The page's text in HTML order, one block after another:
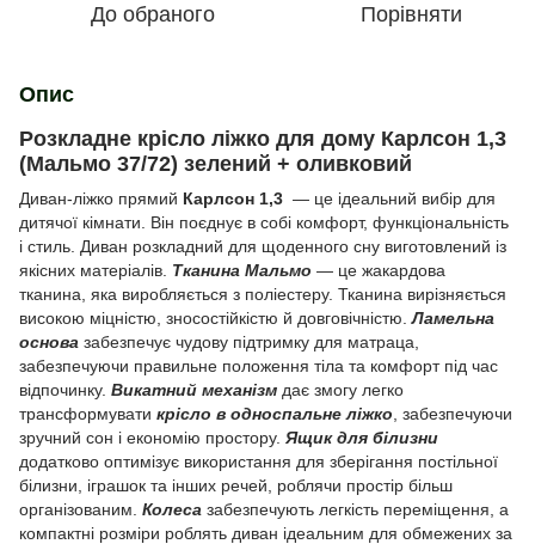
До обраного Порівняти
Опис
Розкладне крісло ліжко для дому Карлсон 1,3
(Мальмо 37/72) зелений + оливковий
Диван-ліжко прямий Карлсон 1,3 — це ідеальний вибір для
дитячої кімнати. Він поєднує в собі комфорт, функціональність
і стиль. Диван розкладний для щоденного сну виготовлений із
якісних матеріалів. Тканина Мальмо — це жакардова
тканина, яка виробляється з поліестеру. Тканина вирізняється
високою міцністю, зносостійкістю й довговічністю.Ламельна
основа забезпечує чудову підтримку для матраца,
забезпечуючи правильне положення тіла та комфорт під час
відпочинку. Викатний механізм дає змогу легко
трансформувати крісло в односпальне ліжко , забезпечуючи
зручний сон і економію простору. Ящик для білизни
додатково оптимізує використання для зберігання постільної
білизни, іграшок та інших речей, роблячи простір більш
організованим. Колеса забезпечують легкість переміщення, а
компактні розміри роблять диван ідеальним для обмежених за